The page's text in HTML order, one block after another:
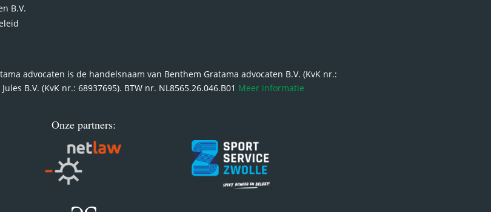
B.V.
advocaten is de handelsnaam van Benthem Gratama advocaten B.V. (KvK nr.:
B.V. (KvK nr.: 68937695). BTW nr. NL8565.26.046.B01 Meer informatie
Onze partners: